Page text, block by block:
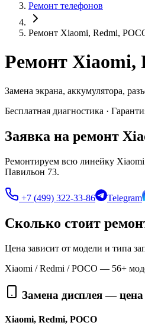
Ремонт телефонов
Ремонт Xiaomi, Redmi,
Ремонт Xiaomi,
Замена экрана, аккумулятора,
Бесплатная диагностика ·
Заявка на ремонт
Ремонтируем всю линейку
Павильон 73.
+7 (499) 322-33-86 Telegram
Сколько стоит
Цена зависит от модели и типа
Xiaomi / Redmi / POCO — 56+
Замена дисплея — цена
Xiaomi, Redmi, POCO